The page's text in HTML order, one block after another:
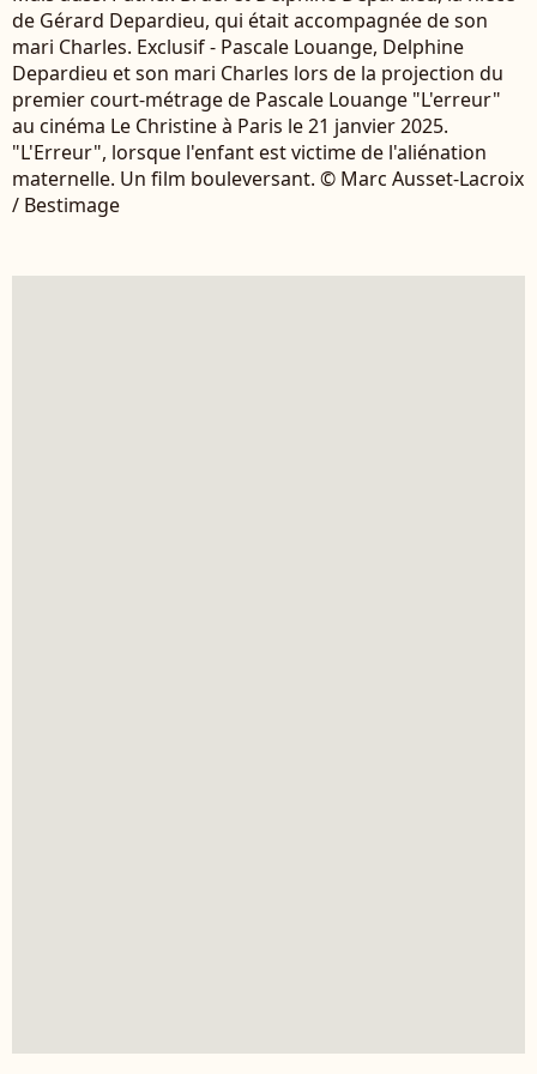
de Gérard Depardieu, qui était accompagnée de son
mari Charles. Exclusif - Pascale Louange, Delphine
Depardieu et son mari Charles lors de la projection du
premier court-métrage de Pascale Louange "L'erreur"
au cinéma Le Christine à Paris le 21 janvier 2025.
"L'Erreur", lorsque l'enfant est victime de l'aliénation
maternelle. Un film bouleversant. © Marc Ausset-Lacroix
/ Bestimage